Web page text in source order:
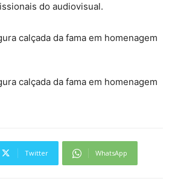
do audiovisual.
Twitter WhatsApp